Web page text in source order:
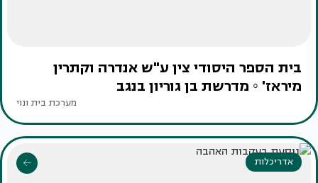
בית הספר היסודי צין ע"ש אנדרה וקתרין
מיראז' ◦ מדרשת בן גוריון בנגב
מערכת בית ונוי
אדריכלות